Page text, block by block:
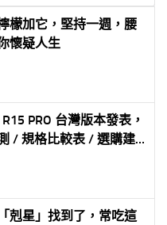
檬加它，堅持一週，腰
懷疑人生
PRO 台灣版本發表，
/ 規格比較表 / 選購建
剋星」找到了，常吃這